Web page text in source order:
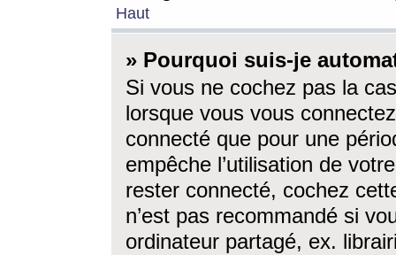
Haut
» Pourquoi suis-je
Si vous ne cochez pas la
lorsque vous vous
connecté que pour une
empêche l’utilisation de
rester connecté, cochez
n’est pas recommandé si
ordinateur partagé, ex.